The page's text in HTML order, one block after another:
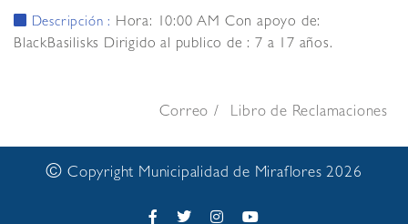
Descripción : Hora: 10:00 AM Con apoyo de:
BlackBasilisks Dirigido al publico de : 7 a 17 años.
Correo Libro de Reclamaciones
© Copyright Municipalidad de Miraflores 2026